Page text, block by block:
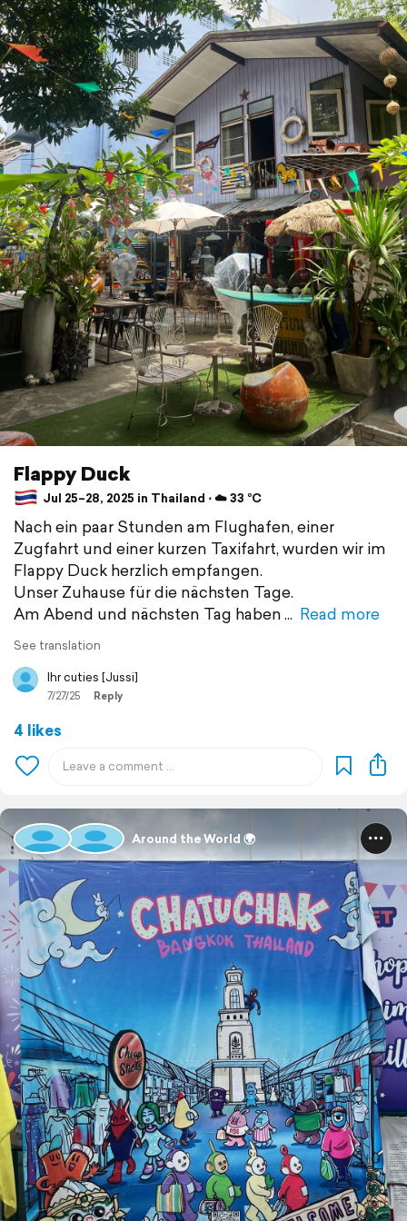
Flappy Duck
Jul 25–28, 2025 in Thailand ⋅ ☁️ 33 °C
Nach ein paar Stunden am Flughafen, einer
Zugfahrt und einer kurzen Taxifahrt, wurden wir im
Flappy Duck herzlich empfangen.
Unser Zuhause für die nächsten Tage.
Am Abend und nächsten Tag haben
Read more
See translation
Ihr cuties [Jussi]
7/27/25 Reply
4 likes
Around the World 🌍